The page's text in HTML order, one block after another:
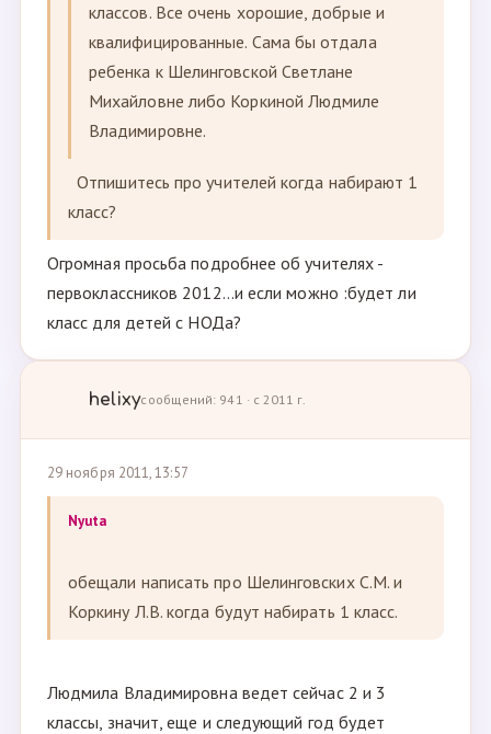
классов. Все очень хорошие, добрые и
квалифицированные. Сама бы отдала
ребенка к Шелинговской Светлане
Михайловне либо Коркиной Людмиле
Владимировне.
Отпишитесь про учителей когда набирают 1
класс?
Огромная просьба подробнее об учителях -
первоклассников 2012...и если можно :будет ли
класс для детей с НОДа?
helixyсообщений: 941 · с 2011 г.
29 ноября 2011, 13:57
Nyuta
обещали написать про Шелинговских С.М. и
Коркину Л.В. когда будут набирать 1 класс.
Людмила Владимировна ведет сейчас 2 и 3
классы, значит, еще и следующий год будет